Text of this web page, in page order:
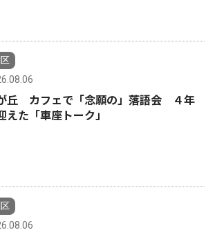
丘 カフェで「念願の」落語会 ４年
えた「車座トーク」